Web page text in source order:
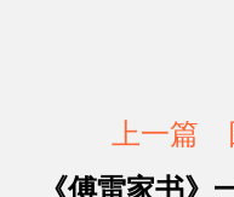
上一篇
《傅雷家书》